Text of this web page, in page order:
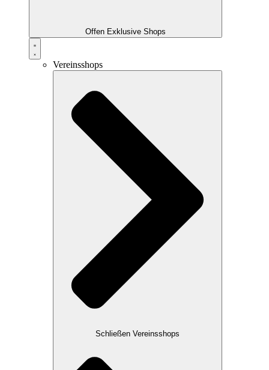
Offen Exklusive Shops
Vereinsshops
Schließen Vereinsshops